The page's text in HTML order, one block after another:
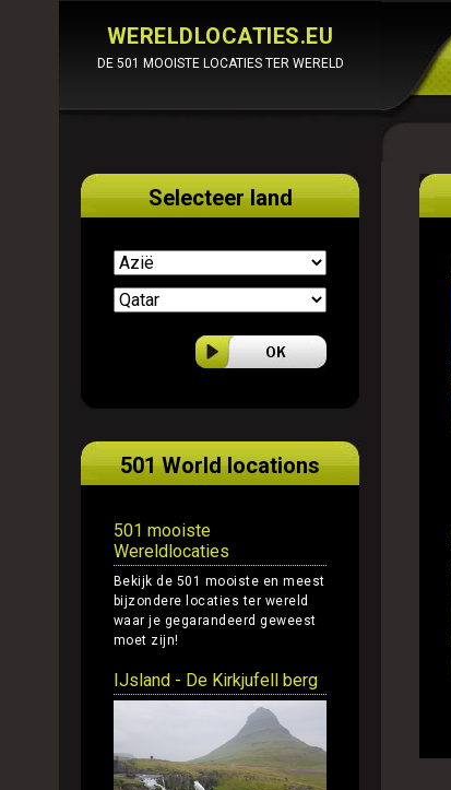
WERELDLOCATIES.EU
DE 501 MOOISTE LOCATIES TER WERELD
Selecteer land
501 World locations
501 mooiste
Wereldlocaties
Bekijk de 501 mooiste en meest
bijzondere locaties ter wereld
waar je gegarandeerd geweest
moet zijn!
IJsland - De Kirkjufell berg